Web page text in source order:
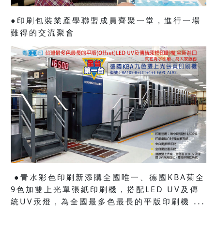
●印刷包裝業產學聯盟成員齊聚一堂，進行一場
難得的交流聚會
●青水彩色印刷新添購全國唯一、德國KBA菊全
9色加雙上光單張紙印刷機，搭配LED UV及傳
統UV汞燈，為全國最多色最長的平版印刷機 ...